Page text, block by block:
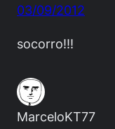
03/09/2012
socorro!!!
MarceloKT77